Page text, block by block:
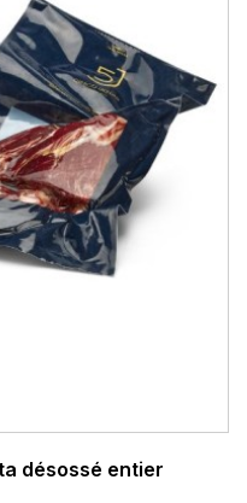
désossé entier